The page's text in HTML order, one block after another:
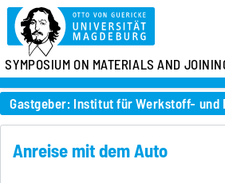
SYMPOSIUM ON MATERIALS AND
Gastgeber: Institut für Werkstoff- und
Anreise mit dem Auto